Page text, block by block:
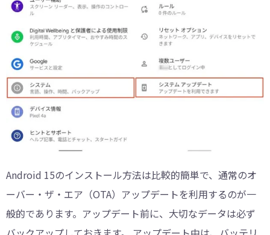
Android 15のインストール方法は比較的簡単で、通常のオ
ーバー・ザ・エア（OTA）アップデートを利用するのが一
般的であります。アップデート前に、大切なデータは必ず